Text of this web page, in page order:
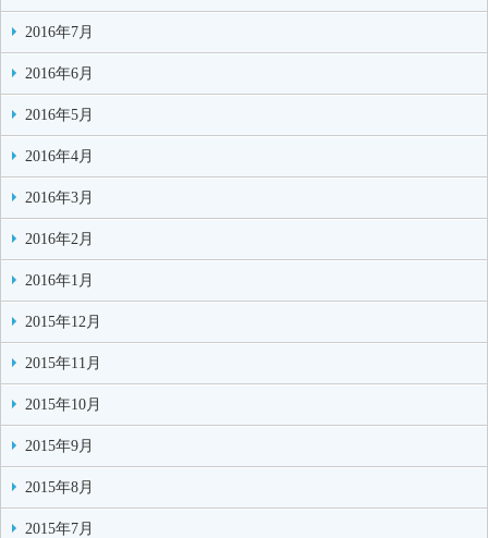
2016年7月
2016年6月
2016年5月
2016年4月
2016年3月
2016年2月
2016年1月
2015年12月
2015年11月
2015年10月
2015年9月
2015年8月
2015年7月